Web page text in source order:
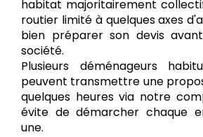
habitat majoritairement
routier limité à quelques axes
bien préparer son devis
société.
Plusieurs déménageurs
peuvent transmettre une
quelques heures via notre
évite de démarcher chaque
une.